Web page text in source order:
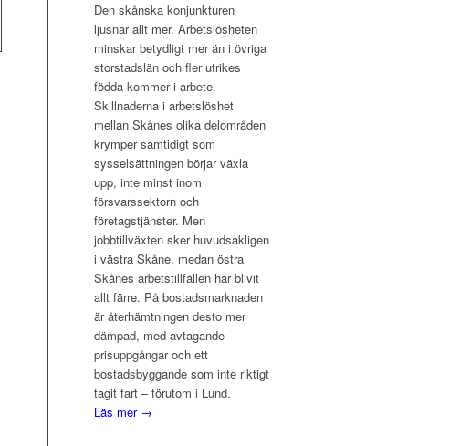
Den skånska konjunkturen
ljusnar allt mer. Arbetslösheten
minskar betydligt mer än i övriga
storstadslän och fler utrikes
födda kommer i arbete.
Skillnaderna i arbetslöshet
mellan Skånes olika delområden
krymper samtidigt som
sysselsättningen börjar växla
upp, inte minst inom
försvarssektorn och
företagstjänster. Men
jobbtillväxten sker huvudsakligen
i västra Skåne, medan östra
Skånes arbetstillfällen har blivit
allt färre. På bostadsmarknaden
är återhämtningen desto mer
dämpad, med avtagande
prisuppgångar och ett
bostadsbyggande som inte riktigt
tagit fart – förutom i Lund.
Läs mer →